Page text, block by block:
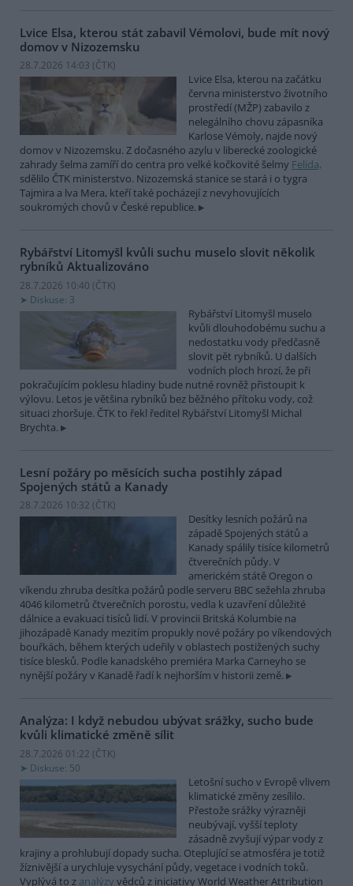
Lvice Elsa, kterou stát zabavil Vémolovi, bude mít nový
domov v Nizozemsku
28.7.2026 14:03 (ČTK)
Lvice Elsa, kterou na začátku
června ministerstvo životního
prostředí (MŽP) zabavilo z
nelegálního chovu zápasníka
Karlose Vémoly, najde nový
domov v Nizozemsku. Z dočasného azylu v liberecké zoologické
zahrady šelma zamíří do centra pro velké kočkovité šelmy Felida,
sdělilo ČTK ministerstvo. Nizozemská stanice se stará i o tygra
Tajmira a lva Mera, kteří také pocházejí z nevyhovujících
soukromých chovů v České republice.
Rybářství Litomyšl kvůli suchu muselo slovit několik
rybníků Aktualizováno
28.7.2026 10:40 (ČTK)
Diskuse: 3
Rybářství Litomyšl muselo
kvůli dlouhodobému suchu a
nedostatku vody předčasně
slovit pět rybníků. U dalších
vodních ploch hrozí, že při
pokračujícím poklesu hladiny bude nutné rovněž přistoupit k
výlovu. Letos je většina rybníků bez běžného přítoku vody, což
situaci zhoršuje. ČTK to řekl ředitel Rybářství Litomyšl Michal
Brychta.
Lesní požáry po měsících sucha postihly západ
Spojených států a Kanady
28.7.2026 10:32 (ČTK)
Desítky lesních požárů na
západě Spojených států a
Kanady spálily tisíce kilometrů
čtverečních půdy. V
americkém státě Oregon o
víkendu zhruba desítka požárů podle serveru BBC sežehla zhruba
4046 kilometrů čtverečních porostu, vedla k uzavření důležité
dálnice a evakuaci tisíců lidí. V provincii Britská Kolumbie na
jihozápadě Kanady mezitím propukly nové požáry po víkendových
bouřkách, během kterých udeřily v oblastech postižených suchy
tisíce blesků. Podle kanadského premiéra Marka Carneyho se
nynější požáry v Kanadě řadí k nejhorším v historii země.
Analýza: I když nebudou ubývat srážky, sucho bude
kvůli klimatické změně sílit
28.7.2026 01:22 (ČTK)
Diskuse: 50
Letošní sucho v Evropě vlivem
klimatické změny zesílilo.
Přestože srážky výrazněji
neubývají, vyšší teploty
zásadně zvyšují výpar vody z
krajiny a prohlubují dopady sucha. Oteplující se atmosféra je totiž
žíznivější a urychluje vysychání půdy, vegetace i vodních toků.
Vyplývá to z analýzy vědců z iniciativy World Weather Attribution